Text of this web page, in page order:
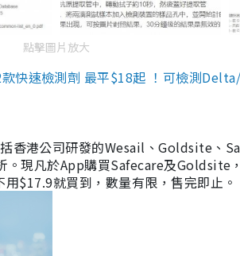
點擊圖片放大
快速檢測劑 最平$18起 ！可檢測
香港公司研發的Wesail、Goldsite、
。現凡於App購買Safecare及Goldsite
$17.9就買到，數量有限，售完即止。